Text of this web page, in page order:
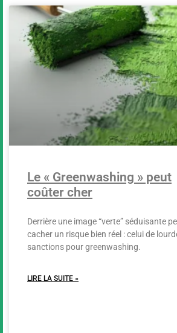
Le « Greenwashing » peut
coûter cher
Derrière une image “verte” séduisante
cacher un risque bien réel : celui de
sanctions pour greenwashing.
LIRE LA SUITE »